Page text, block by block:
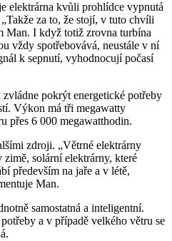
elektrárna kvůli prohlídce vypnutá
za to, že stojí, v tuto chvíli
Man. I když totiž zrovna turbína
vždy spotřebovává, neustále v ní
k sepnutí, vyhodnocují počasí
pokrýt energetické potřeby
Výkon má tři megawatty
přes 6 000 megawatthodin.
zdroji. „Větrné elektrárny
solární elektrárny, které
především na jaře a v létě,
Man.
samostatná a inteligentní.
a v případě velkého větru se